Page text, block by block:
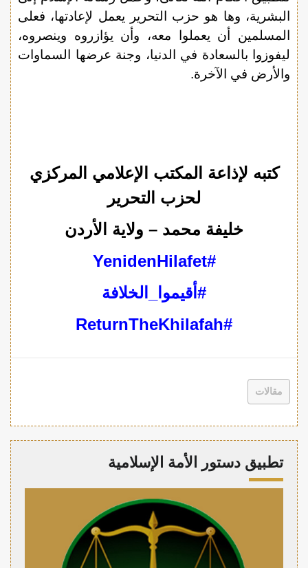
البشرية، وها هو حزب التحرير يعمل لإعادتها، فعلى
المسلمين أن يعملوا معه، وأن يؤازروه وينصروه،
ليفوزوا بالسعادة في الدنيا، وجنة عرضها السماوات
والأرض في الآخرة.
كتبه لإذاعة المكتب الإعلامي المركزي
لحزب التحرير
خليفة محمد – ولاية الأردن
#YenidenHilafet
#أقيموا_الخلافة
#ReturnTheKhilafah
مقالات
تطبيق دستور الأمة الإسلامية